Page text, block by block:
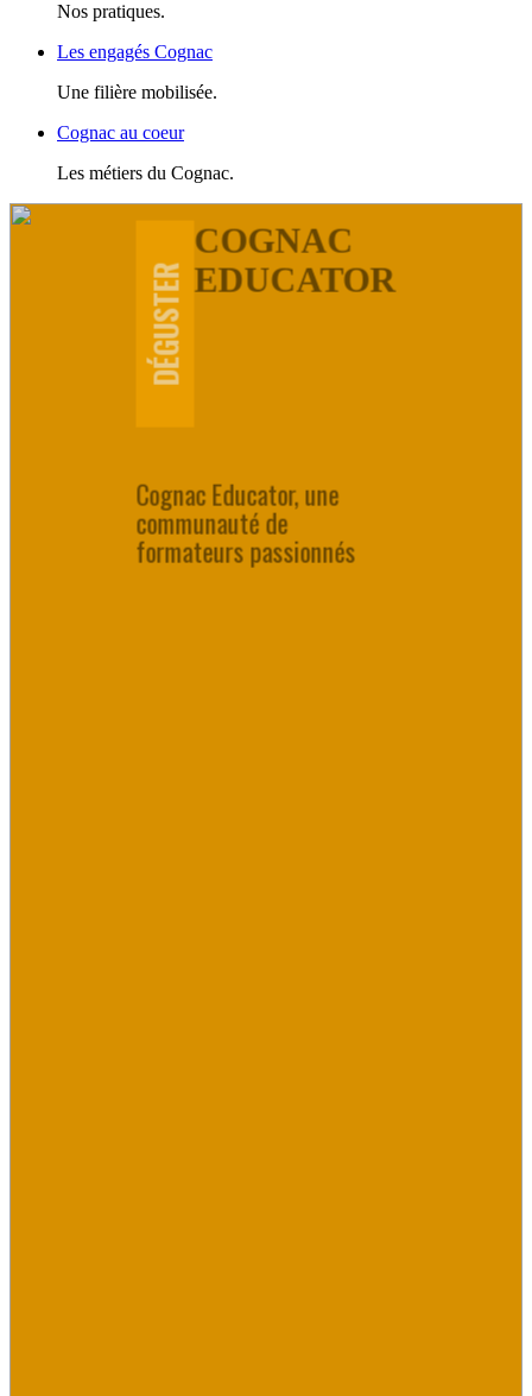
Nos pratiques.
Les engagés Cognac
Une filière mobilisée.
Cognac au coeur
Les métiers du Cognac.
DÉGUSTER
COGNAC
EDUCATOR
Cognac Educator, une
communauté de
formateurs passionnés